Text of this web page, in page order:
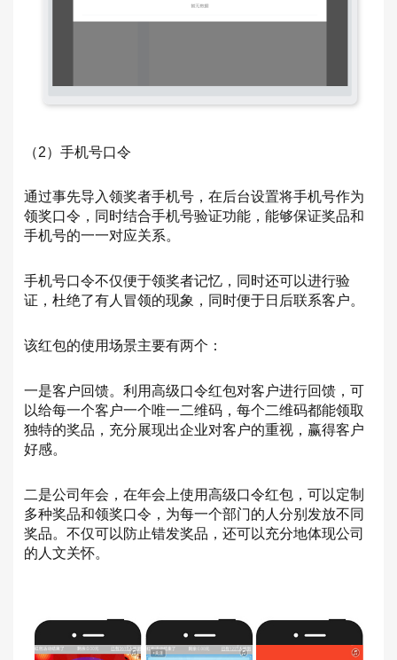
（2）手机号口令
通过事先导入领奖者手机号，在后台设置将手机号作为
领奖口令，同时结合手机号验证功能，能够保证奖品和
手机号的一一对应关系。
手机号口令不仅便于领奖者记忆，同时还可以进行验
证，杜绝了有人冒领的现象，同时便于日后联系客户。
该红包的使用场景主要有两个：
一是客户回馈。利用高级口令红包对客户进行回馈，可
以给每一个客户一个唯一二维码，每个二维码都能领取
独特的奖品，充分展现出企业对客户的重视，赢得客户
好感。
二是公司年会，在年会上使用高级口令红包，可以定制
多种奖品和领奖口令，为每一个部门的人分别发放不同
奖品。不仅可以防止错发奖品，还可以充分地体现公司
的人文关怀。